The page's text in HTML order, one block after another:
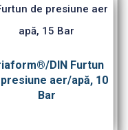
DIN Furtun
aer/apă, 10
Bar